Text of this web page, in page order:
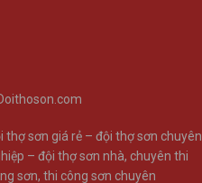
thợ sơn giá rẻ – đội thợ sơn chuyên
– đội thợ sơn nhà, chuyên thi
sơn, thi công sơn chuyên